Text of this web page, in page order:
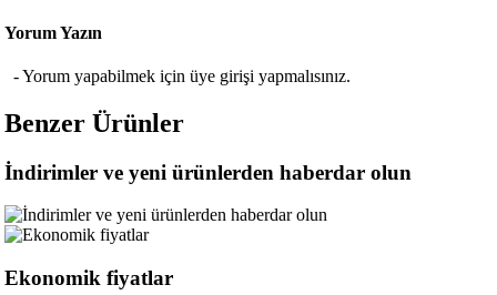
Yorum Yazın
- Yorum yapabilmek için üye girişi yapmalısınız.
Benzer Ürünler
İndirimler ve yeni ürünlerden haberdar olun
Ekonomik fiyatlar